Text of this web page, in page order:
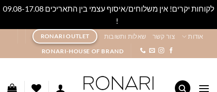
לקוחות יקרים! אין משלוחים/איסוף עצמי בין התאריכים 09.08-17.08
!
content
אודות צור קשר שאלות ותשובות RONARI OUTLET
RONARI-HOUSE OF BRAND